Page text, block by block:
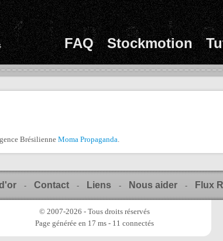
FAQ Stockmotion
Brésilienne Moma Propaganda.
- Contact - Liens - Nous aider - Flux
© 2007-2026 - Tous droits réservés
Page générée en 17 ms - 11 connectés